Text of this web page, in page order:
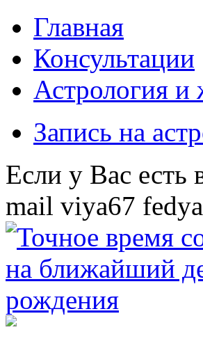
Главная
Консультации
Астрология и
Запись на
Eсли у Вас
mail viya67